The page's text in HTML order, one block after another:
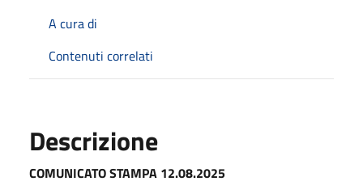
A cura di
Contenuti correlati
Descrizione
COMUNICATO STAMPA 12.08.2025